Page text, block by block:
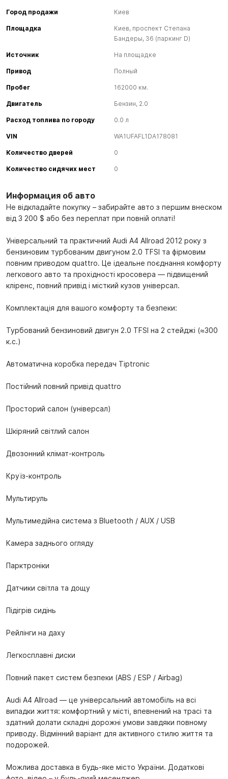
Информация об авто
Не відкладайте покупку – забирайте авто з першим внеском
від 3 200 $ або без переплат при повній оплаті!
Універсальний та практичний Audi A4 Allroad 2012 року з
бензиновим турбованим двигуном 2.0 TFSI та фірмовим
повним приводом quattro. Це ідеальне поєднання комфорту
легкового авто та прохідності кросовера — підвищений
кліренс, повний привід і місткий кузов універсал.
Комплектація для вашого комфорту та безпеки:
Турбований бензиновий двигун 2.0 TFSI на 2 стейджі (≈300
к.с.)
Автоматична коробка передач Tiptronic
Постійний повний привід quattro
Просторий салон (універсал)
Шкіряний світлий салон
Двозонний клімат-контроль
Круїз-контроль
Мультируль
Мультимедійна система з Bluetooth / AUX / USB
Камера заднього огляду
Парктроніки
Датчики світла та дощу
Підігрів сидінь
Рейлінги на даху
Легкосплавні диски
Повний пакет систем безпеки (ABS / ESP / Airbag)
Audi A4 Allroad — це універсальний автомобіль на всі
випадки життя: комфортний у місті, впевнений на трасі та
здатний долати складні дорожні умови завдяки повному
приводу. Відмінний варіант для активного стилю життя та
подорожей.
Можлива доставка в будь-яке місто України. Додаткові
Город продажи Киев
Площадка
Киев, проспект Степана
Бандеры, 36 (паркинг D)
Источник На площадке
Привод Полный
Пробег 162000 км.
Двигатель Бензин, 2.0
Расход топлива по городу 0.0 л
VIN WA1UFAFL1DA178081
Количество дверей 0
Количество сидячих мест 0